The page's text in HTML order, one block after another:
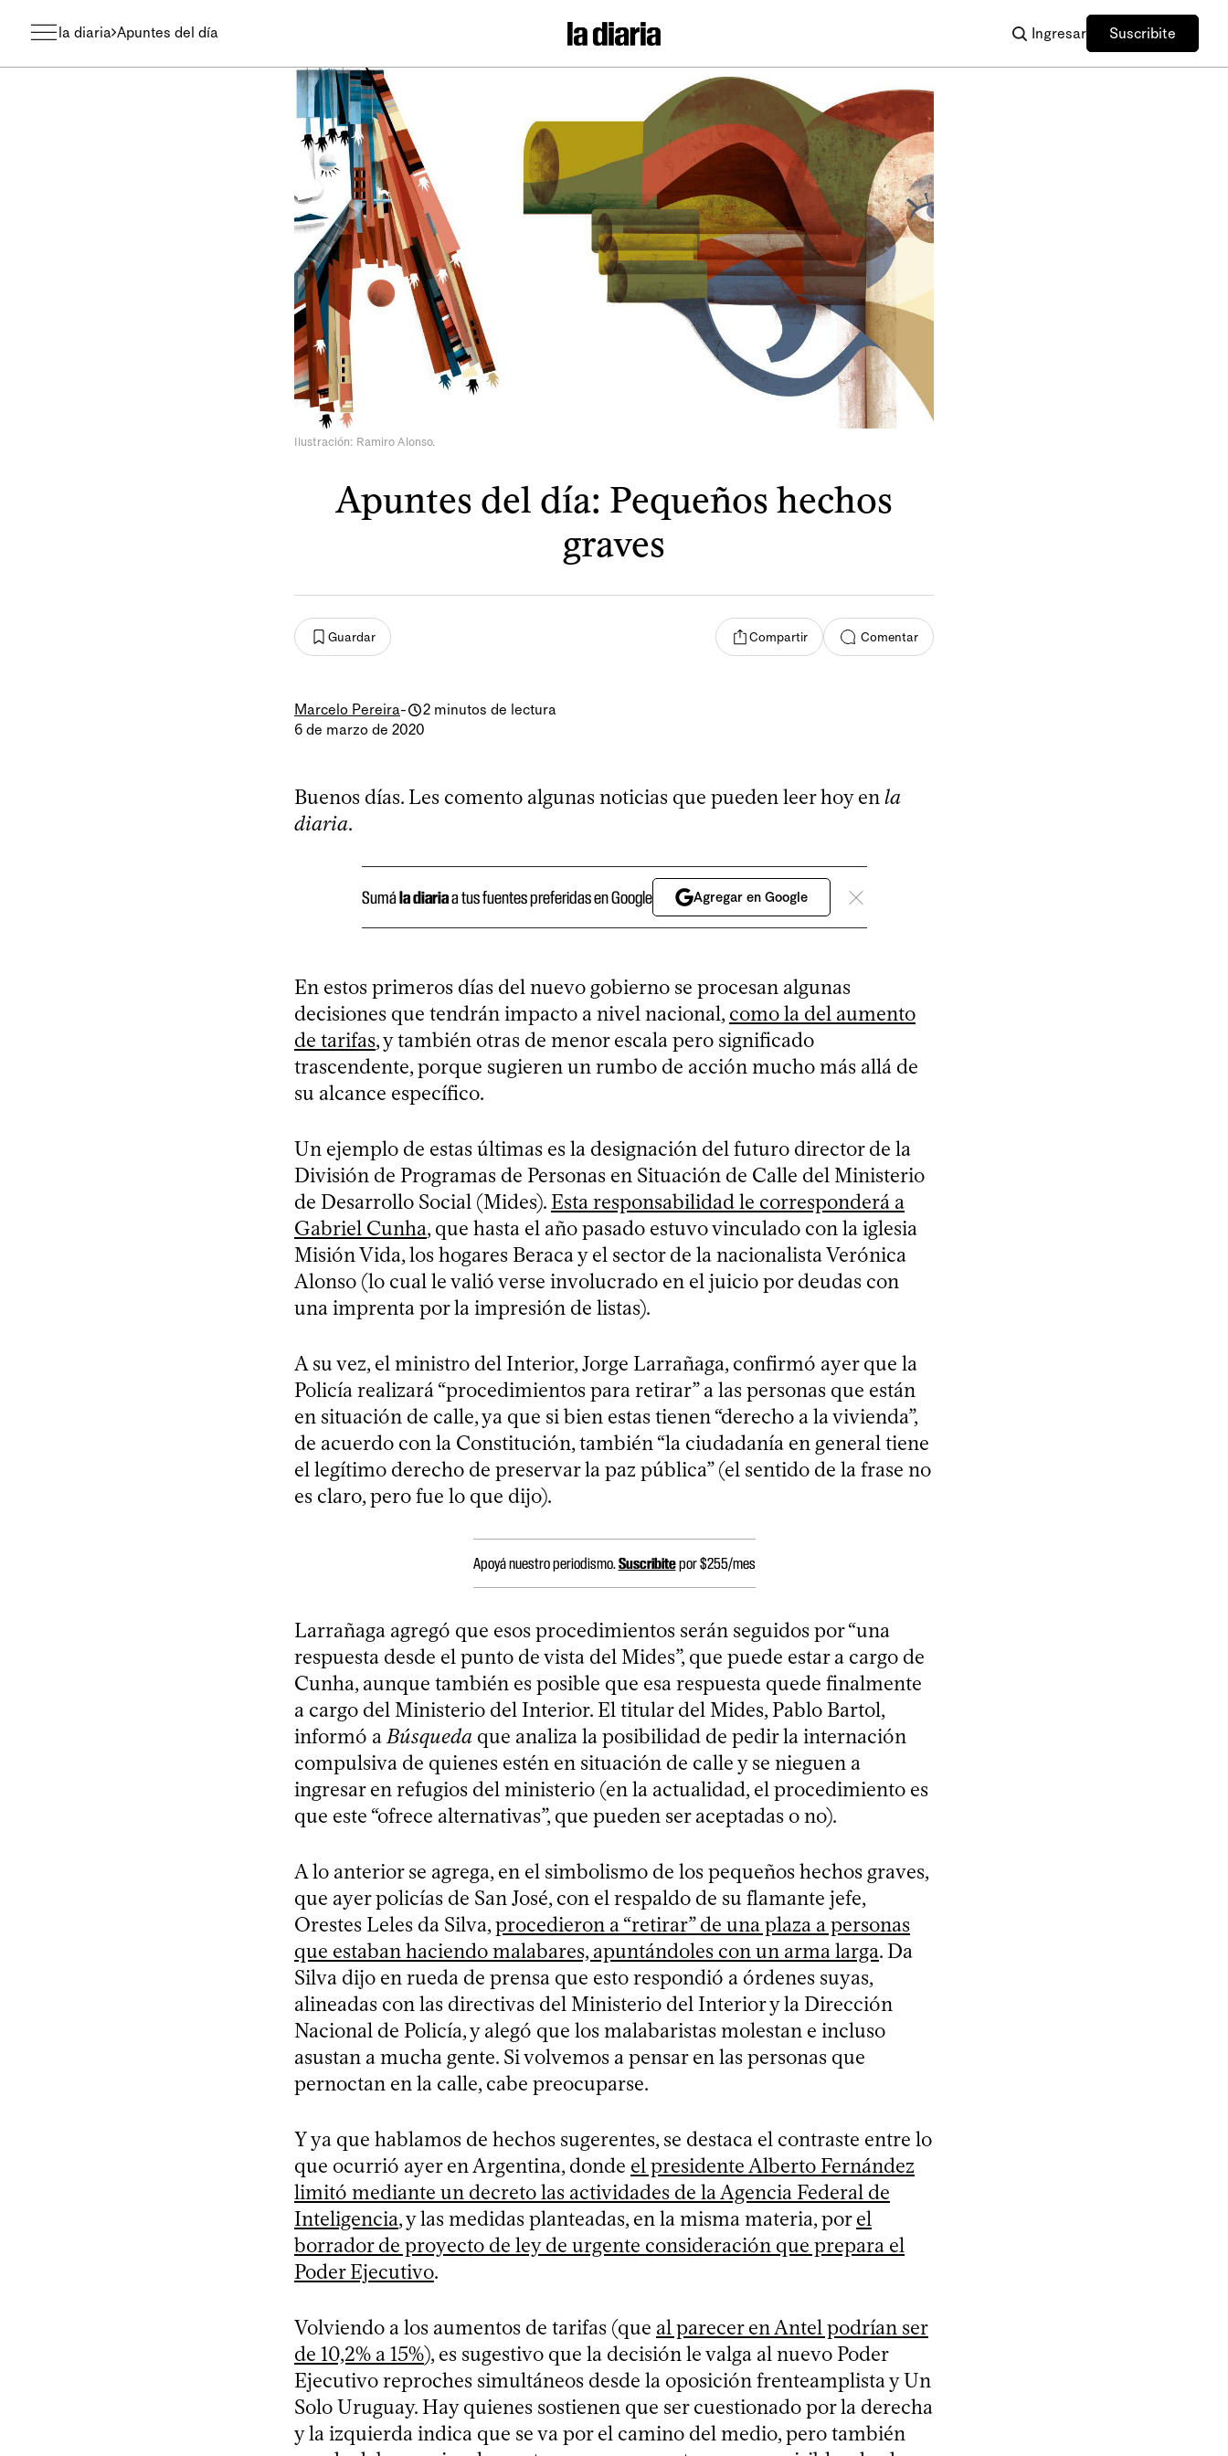
la diaria Apuntes del día Ingresar Suscribite
Ilustración: Ramiro Alonso.
Apuntes del día: Pequeños hechos
graves
Guardar Compartir Comentar
Marcelo Pereira-
2 minutos de lectura
6 de marzo de 2020
Buenos días. Les comento algunas noticias que pueden leer hoy enla
diaria.
Sumála diariaa tus fuentes preferidas en Google Agregar en Google
En estos primeros días del nuevo gobierno se procesan algunas
decisiones que tendrán impacto a nivel nacional, como la del aumento
de tarifas, y también otras de menor escala pero significado
trascendente, porque sugieren un rumbo de acción mucho más allá de
su alcance específico.
Un ejemplo de estas últimas es la designación del futuro director de la
División de Programas de Personas en Situación de Calle del Ministerio
de Desarrollo Social (Mides).Esta responsabilidad le corresponderá a
Gabriel Cunha, que hasta el año pasado estuvo vinculado con la iglesia
Misión Vida, los hogares Beraca y el sector de la nacionalista Verónica
Alonso (lo cual le valió verse involucrado en el juicio por deudas con
una imprenta por la impresión de listas).
A su vez, el ministro del Interior, Jorge Larrañaga, confirmó ayer que la
Policía realizará “procedimientos para retirar” a las personas que están
en situación de calle, ya que si bien estas tienen “derecho a la vivienda”,
de acuerdo con la Constitución, también “la ciudadanía en general tiene
el legítimo derecho de preservar la paz pública” (el sentido de la frase no
es claro, pero fue lo que dijo).
Apoyá nuestro periodismo.Suscribitepor $255/mes
Larrañaga agregó que esos procedimientos serán seguidos por “una
respuesta desde el punto de vista del Mides”, que puede estar a cargo de
Cunha, aunque también es posible que esa respuesta quede finalmente
a cargo del Ministerio del Interior. El titular del Mides, Pablo Bartol,
informó aBúsqueda que analiza la posibilidad de pedir la internación
compulsiva de quienes estén en situación de calle y se nieguen a
ingresar en refugios del ministerio (en la actualidad, el procedimiento es
que este “ofrece alternativas”, que pueden ser aceptadas o no).
A lo anterior se agrega, en el simbolismo de los pequeños hechos graves,
que ayer policías de San José, con el respaldo de su flamante jefe,
Orestes Leles da Silva,procedieron a “retirar” de una plaza a personas
que estaban haciendo malabares, apuntándoles con un arma larga. Da
Silva dijo en rueda de prensa que esto respondió a órdenes suyas,
alineadas con las directivas del Ministerio del Interior y la Dirección
Nacional de Policía, y alegó que los malabaristas molestan e incluso
asustan a mucha gente. Si volvemos a pensar en las personas que
pernoctan en la calle, cabe preocuparse.
Y ya que hablamos de hechos sugerentes, se destaca el contraste entre lo
que ocurrió ayer en Argentina, donde el presidente Alberto Fernández
limitó mediante un decreto las actividades de la Agencia Federal de
Inteligencia, y las medidas planteadas, en la misma materia, porel
borrador de proyecto de ley de urgente consideración que prepara el
Poder Ejecutivo.
Volviendo a los aumentos de tarifas (que al parecer en Antel podrían ser
de 10,2% a 15%), es sugestivo que la decisión le valga al nuevo Poder
Ejecutivo reproches simultáneos desde la oposición frenteamplista y Un
Solo Uruguay. Hay quienes sostienen que ser cuestionado por la derecha
y la izquierda indica que se va por el camino del medio, pero también